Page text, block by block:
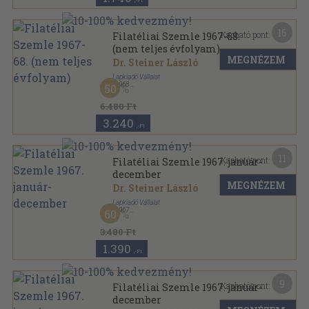
Filatéliai Szemle 1967-68.
(nem teljes évfolyam)
Dr. Steiner László
Lapkiadó Vállalat
, 1968
Könyvkötői kötés
Filatéliai Szemle sorozat
6.480 Ft
50
3.240 ,-Ft
Kapható pont:
MEGNÉZEM
Filatéliai Szemle 1967. január-
december
Dr. Steiner László
Lapkiadó Vállalat
, 1967
Könyvkötői kötés
Filatéliai Szemle sorozat
3.480 Ft
60
1.390 ,-Ft
Kapható pont:
MEGNÉZEM
Filatéliai Szemle 1967. január-
december
Kapható pont: